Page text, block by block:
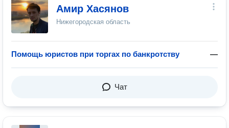
Амир Хасянов
Нижегородская область
Помощь юристов при торгах по банкротству —
Чат